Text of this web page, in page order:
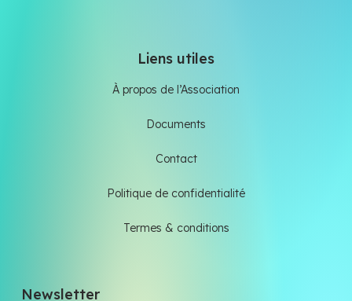
Liens utiles
À propos de l’Association
Documents
Contact
Politique de confidentialité
Termes & conditions
Newsletter